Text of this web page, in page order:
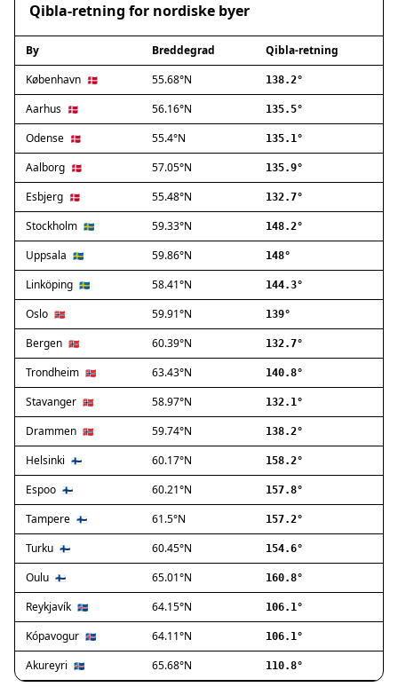
Sønderborg
Holbæk
Svendborg
Hjørring
Frederikshavn
Nørresundby
Haderslev
Albertslund
Allerød
Ballerup
Birkerød
Brøndby
Charlottenlund
Dragør
Farum
Fredensborg
Frederiksberg
Frederikssund
Frederiksværk
Gentofte
Gladsaxe
Glostrup
Greve
Hedehusene
Herlev
Hvidovre
Høje-Taastrup
Ishøj
Jyllinge
Lillerød
Lyngby
Qibla-retning for nordiske byer
By Breddegrad
Qibla-retning
København 🇩🇰 55.68°N 138.2°
Aarhus 🇩🇰 56.16°N 135.5°
Odense 🇩🇰 55.4°N 135.1°
Aalborg 🇩🇰 57.05°N 135.9°
Esbjerg 🇩🇰 55.48°N 132.7°
Stockholm 🇸🇪 59.33°N 148.2°
Uppsala 🇸🇪 59.86°N 148°
Linköping 🇸🇪 58.41°N 144.3°
Oslo 🇳🇴 59.91°N 139°
Bergen 🇳🇴 60.39°N 132.7°
Trondheim 🇳🇴 63.43°N 140.8°
Stavanger 🇳🇴 58.97°N 132.1°
Drammen 🇳🇴 59.74°N 138.2°
Helsinki 🇫🇮 60.17°N 158.2°
Espoo 🇫🇮 60.21°N 157.8°
Tampere 🇫🇮 61.5°N 157.2°
Turku 🇫🇮 60.45°N 154.6°
Oulu 🇫🇮 65.01°N 160.8°
Reykjavík 🇮🇸 64.15°N 106.1°
Kópavogur 🇮🇸 64.11°N 106.1°
Akureyri 🇮🇸 65.68°N 110.8°